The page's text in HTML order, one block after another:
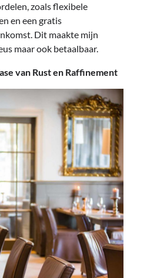
zoals flexibele
en een gratis
Dit maakte mijn
maar ook betaalbaar.
van Rust en Raffinement